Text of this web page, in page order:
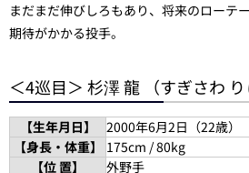
まだまだ伸びしろもあり、将来のローテ
期待がかかる投手。
＜4巡目＞ 杉澤 龍 （すぎさわ り
【生年月日】
2000年6月2日（22歳）
【身長・体重】
175cm / 80kg
【位 置】
外野手